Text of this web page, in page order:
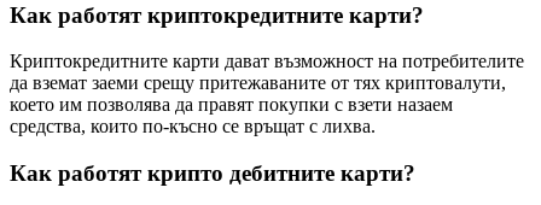
Как работят криптокредитните карти?
Криптокредитните карти дават възможност на потребителите
да вземат заеми срещу притежаваните от тях криптовалути,
което им позволява да правят покупки с взети назаем
средства, които по-късно се връщат с лихва.
Как работят крипто дебитните карти?